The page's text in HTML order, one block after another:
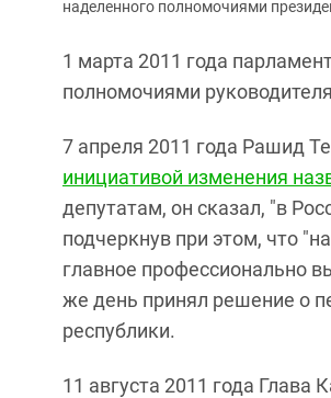
наделенного полномочиями
1 марта 2011 года
полномочиями
7 апреля 2011 года Рашид
инициативой изменения
депутатам, он сказал, "в
подчеркнув при этом, что
главное профессионально
же день принял решение о
республики.
11 августа 2011 года Глава